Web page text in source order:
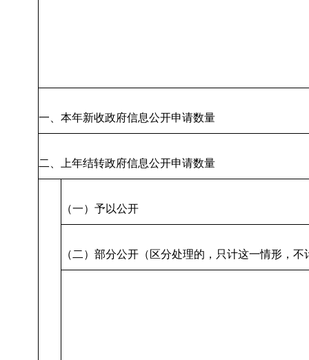
一、本年新收政府信息公开申请数量
二、上年结转政府信息公开申请数量
（一）予以公开
（二）部分公开（区分处理的，只计这一情形，不